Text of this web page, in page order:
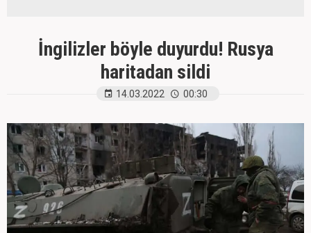
İngilizler böyle duyurdu! Rusya
haritadan sildi
14.03.2022 00:30